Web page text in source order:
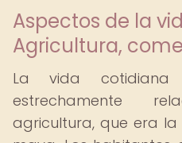
Aspectos de la
Agricultura,
La vida cotidiana
estrechamente
agricultura, que era